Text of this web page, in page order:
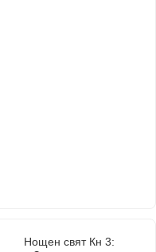
Нощен свят Кн 3: